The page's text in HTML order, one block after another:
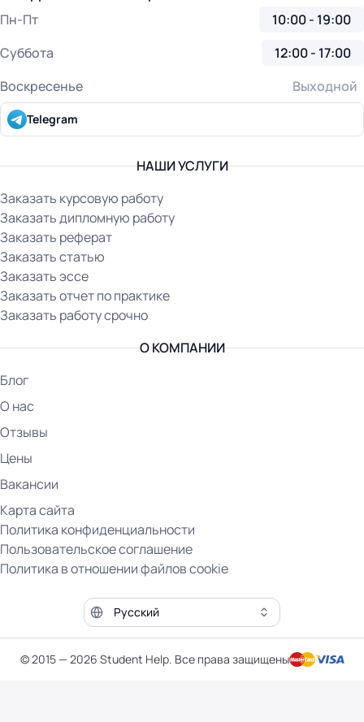
НАШИ УСЛУГИ
Заказать курсовую работу
Заказать дипломную работу
Заказать реферат
Заказать статью
Заказать эссе
Заказать отчет по практике
Заказать работу срочно
О КОМПАНИИ
Блог
О нас
Отзывы
Цены
Вакансии
Карта сайта
Политика конфиденциальности
Пользовательское соглашение
Политика в отношении файлов cookie
Пн-Пт
10:00 - 19:00
Суббота
12:00 - 17:00
Воскресенье
Выходной
Telegram
Язык сайта
© 2015 — 2026 Student Help. Все права защищены